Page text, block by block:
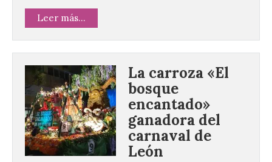
Leer más...
La carroza «El
bosque
encantado»
ganadora del
carnaval de
León